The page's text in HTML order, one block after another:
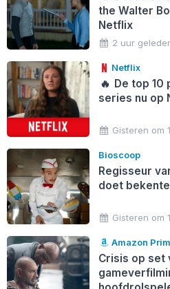
the Walter
Netflix
2 uur
Netflix
🔥 De top 10
series nu op
Gisteren om
Bioscoop
Regisseur
doet
Gisteren om
Amazon
Crisis op set